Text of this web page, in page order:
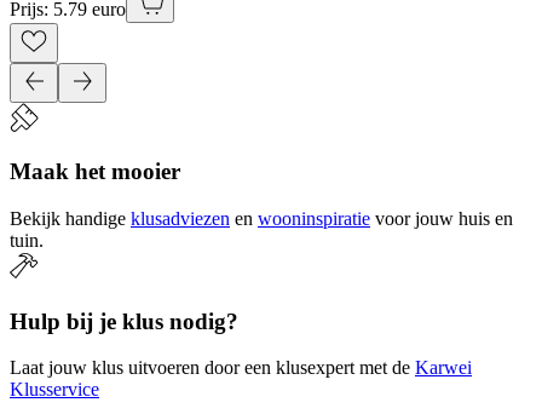
Prijs: 5.79 euro
Maak het mooier
Bekijk handige klusadviezen en wooninspiratie voor jouw huis en
tuin.
Hulp bij je klus nodig?
Laat jouw klus uitvoeren door een klusexpert met de Karwei
Klusservice